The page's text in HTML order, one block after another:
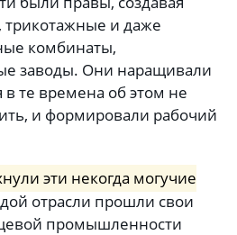
и даже
комбинаты,
заводы. Они наращивали
в те времена об этом не
и формировали рабочий
эти некогда могучие
отрасли прошли свои
промышленности